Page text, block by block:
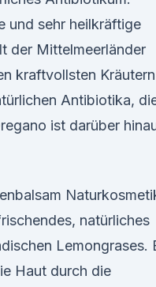
und sehr heilkräftige
der Mittelmeerländer
kraftvollsten Kräutern
Antibiotika,
ist darüber
natürliches
Lemongrases.
Haut durch die